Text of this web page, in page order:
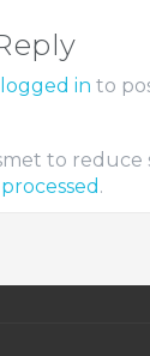
logged in to
to reduce
.